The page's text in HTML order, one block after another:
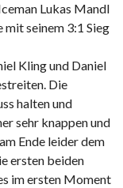
Lukas Mandl
seinem 3:1 Sieg
Kling und Daniel
Die
halten und
sehr knappen und
Ende leider dem
ersten beiden
im ersten Moment